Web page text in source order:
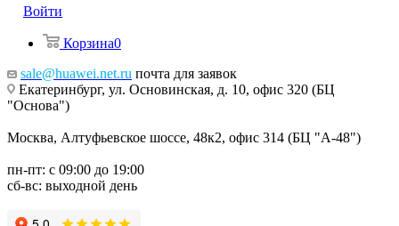
Войти
Корзина0
sale@huawei.net.ru почта для заявок
Екатеринбург, ул. Основинская, д. 10, офис 320 (БЦ
"Основа")
Москва, Алтуфьевское шоссе, 48к2, офис 314 (БЦ "А-48")
пн-пт: с 09:00 до 19:00
сб-вс: выходной день